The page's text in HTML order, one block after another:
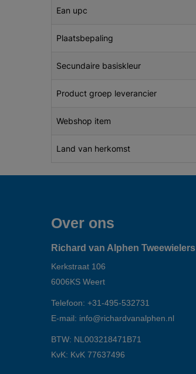
Ean upc
Plaatsbepaling
Secundaire basiskleur
Product groep leverancier
Webshop item
Land van herkomst
Over ons
Richard van Alphen Tweewielers
Kerkstraat 106
6006KS Weert
Telefoon: +31-495-532731
E-mail: info@richardvanalphen.nl
BTW: NL003218471B71
KvK: KvK 77637496